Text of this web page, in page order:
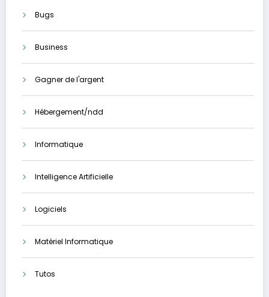
Bugs
Business
Gagner de l'argent
Hébergement/ndd
Informatique
Intelligence Artificielle
Logiciels
Matériel Informatique
Tutos